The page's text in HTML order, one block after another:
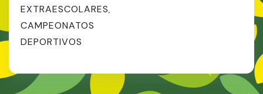
EXTRAESCOLARES,
CAMPEONATOS
DEPORTIVOS